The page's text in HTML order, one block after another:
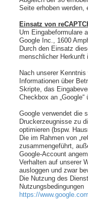
Seite erhoben werden,
Einsatz von
Um Eingabeformulare
Google Inc., 1600
Durch den Einsatz
menschlicher Herkunft
Nach unserer
Informationen über
Skripte, das
Checkbox an „Google“
Google verwendet die
Druckerzeugnisse zu
optimieren (bspw.
Die im Rahmen von
zusammengeführt,
Google-Account
Verhalten auf unserer
ausloggen und zwar
Die Nutzung des
Nutzungsbedingungen
https://